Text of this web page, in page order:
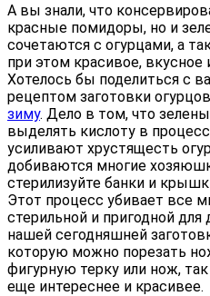
А вы знали, что
красные помидоры, но и
сочетаются с огурцами, а
при этом красивое, вкусное
Хотелось бы поделиться с
рецептом заготовки
зиму. Дело в том, что
выделять кислоту в
усиливают хрустящесть
добиваются многие
стерилизуйте банки и
Этот процесс убивает все
стерильной и пригодной для
нашей сегодняшней
которую можно порезать
фигурную терку или нож,
еще интереснее и красивее.